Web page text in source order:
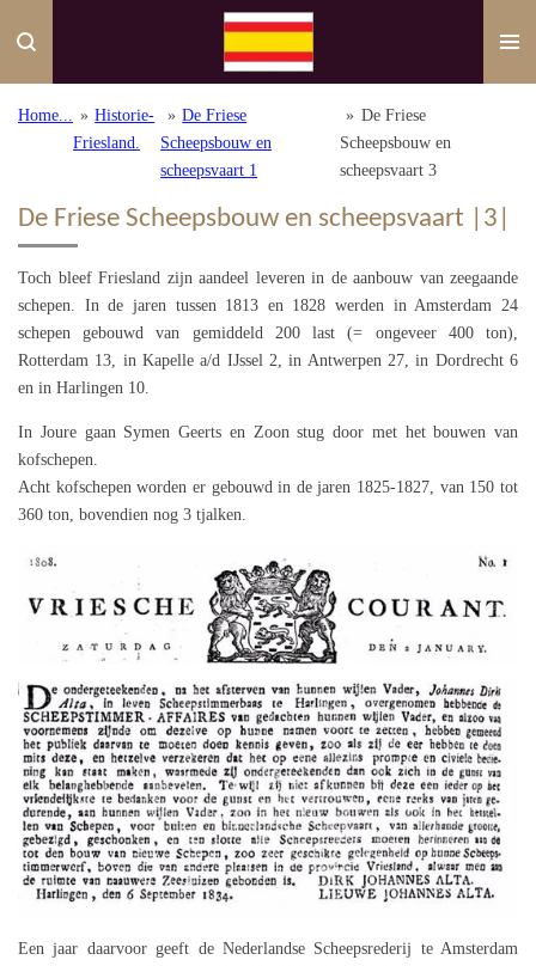
direct
de
hoofdinhoud
Home... » Historie-
Friesland.
» De Friese
Scheepsbouw en
scheepsvaart 1
» De Friese
Scheepsbouw en
scheepsvaart 3
De Friese Scheepsbouw en scheepsvaart |3|
Toch bleef Friesland zijn aandeel leveren in de aanbouw van zeegaande
schepen. In de jaren tussen 1813 en 1828 werden in Amsterdam 24
schepen gebouwd van gemiddeld 200 last (= ongeveer 400 ton),
Rotterdam 13, in Kapelle a/d IJssel 2, in Antwerpen 27, in Dordrecht 6
en in Harlingen 10.
In Joure gaan Symen Geerts en Zoon stug door met het bouwen van
kofschepen.
Acht kofschepen worden er gebouwd in de jaren 1825-1827, van 150 tot
360 ton, bovendien nog 3 tjalken.
Een jaar daarvoor geeft de Nederlandse Scheepsrederij te Amsterdam